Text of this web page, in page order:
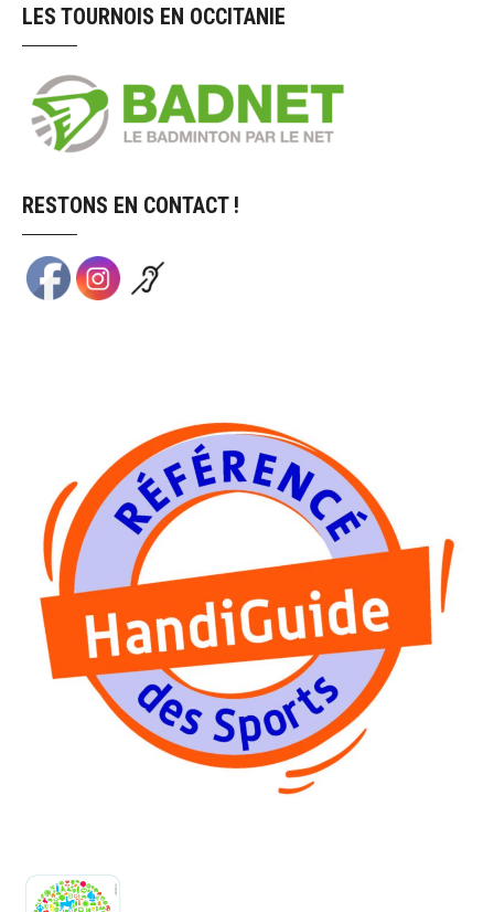
LES TOURNOIS EN OCCITANIE
RESTONS EN CONTACT !